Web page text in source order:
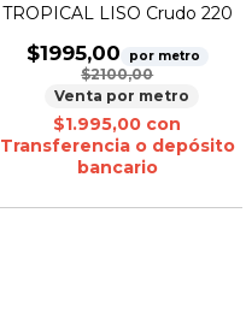
TROPICAL LISO Crudo 220
$1995,00 por metro
$2100,00
Venta por metro
$1.995,00 con
Transferencia o depósito
bancario